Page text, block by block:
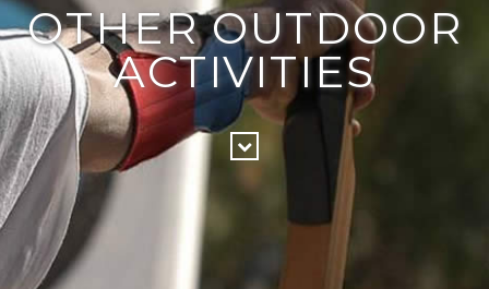
OTHER OUTDOOR
ACTIVITIES